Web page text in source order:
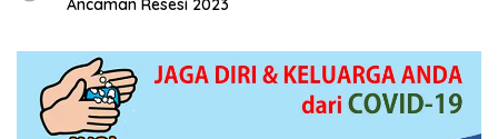
Ancaman Resesi 2023